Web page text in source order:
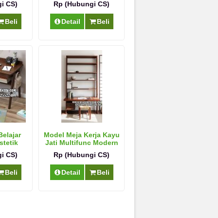
CS)
Beli
Rp (Hubungi CS)
Detail Beli
CS)
Beli
Model Meja Kerja Kayu
Jati Multifunc Modern
Rp (Hubungi CS)
Detail Beli